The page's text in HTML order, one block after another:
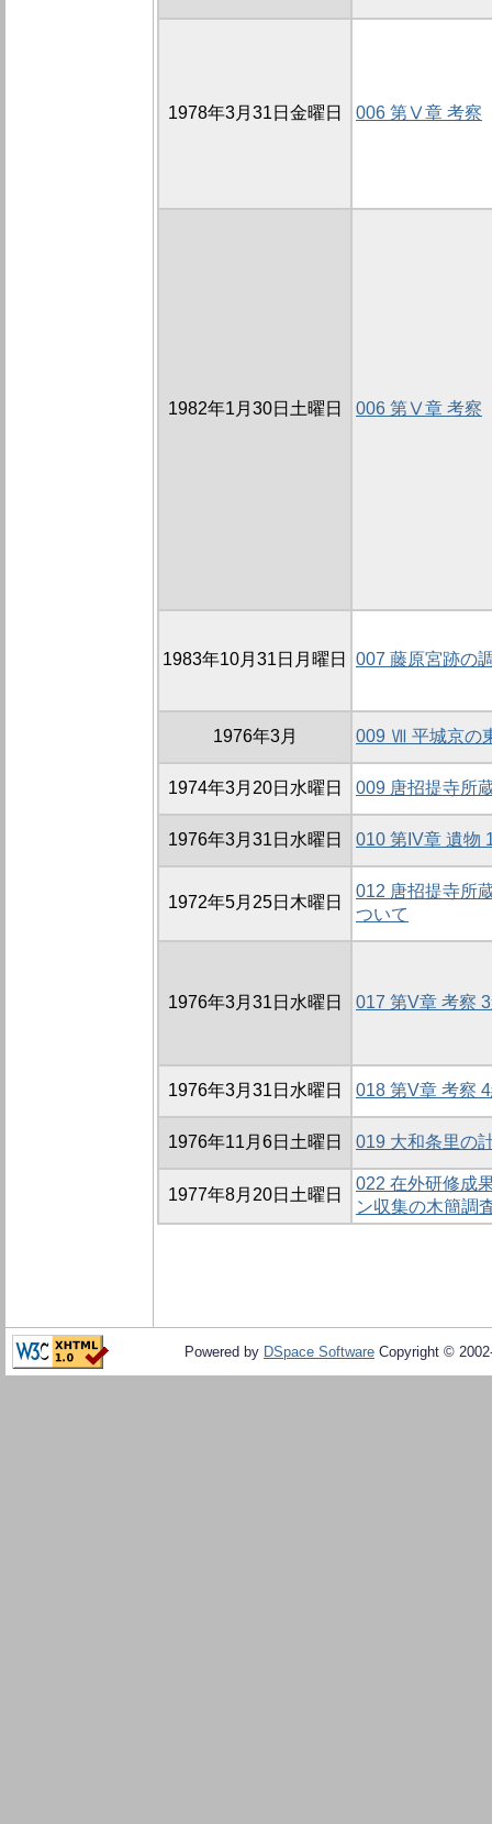
1978年3月31日金曜日 006 第Ⅴ章 考察
1982年1月30日土曜日 006 第Ⅴ章 考察
1983年10月31日月曜日 007 藤原宮跡の
1976年3月 009 Ⅶ 平城京の
1974年3月20日水曜日 009 唐招提寺所
1976年3月31日水曜日 010 第IV章 遺物
1972年5月25日木曜日
012 唐招提寺所
ついて
1976年3月31日水曜日 017 第V章 考察
1976年3月31日水曜日 018 第V章 考察
1976年11月6日土曜日 019 大和条里の
1977年8月20日土曜日
022 在外研修成
ン収集の木簡調
Powered by DSpace Software Copyright ©